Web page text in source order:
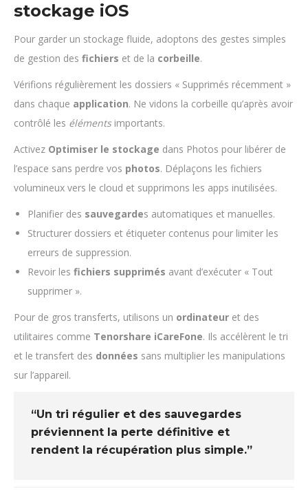
stockage iOS
Pour garder un stockage fluide, adoptons des gestes simples
de gestion des fichiers et de la corbeille.
Vérifions régulièrement les dossiers « Supprimés récemment »
dans chaque application. Ne vidons la corbeille qu’après avoir
contrôlé les élémentsimportants.
Activez Optimiser le stockage dans Photos pour libérer de
l’espace sans perdre vos photos. Déplaçons les fichiers
volumineux vers le cloud et supprimons les apps inutilisées.
Planifier des sauvegardes automatiques et manuelles.
Structurer dossiers et étiqueter contenus pour limiter les
erreurs de suppression.
Revoir les fichiers supprimés avant d’exécuter « Tout
supprimer ».
Pour de gros transferts, utilisons un ordinateur et des
utilitaires comme Tenorshare iCareFone. Ils accélèrent le tri
et le transfert des données sans multiplier les manipulations
sur l’appareil.
“Un tri régulier et des sauvegardes
préviennent la perte définitive et
rendent la récupération plus simple.”